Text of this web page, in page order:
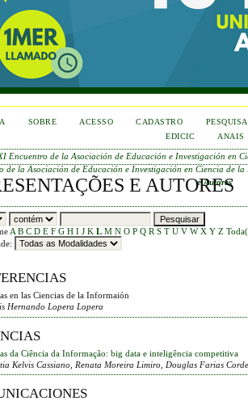
SOBRE ACESSO CADASTRO
PESQUISA
EDICIC
ANAIS
Encuentro de la Asociación de Educación e Investigación en
de la Asociación de Educación e Investigación en Ciencia de
e Autores
E AUTORES
A B C D E F G H I J K L M N O P Q R S T U V W X Y Z
en las Ciencias de la Informaión
Hernando Lopera Lopera
da Ciência da Informação: big data e inteligência competitiva
Kelvis Cassiano, Renata Moreira Limiro, Douglas Farias